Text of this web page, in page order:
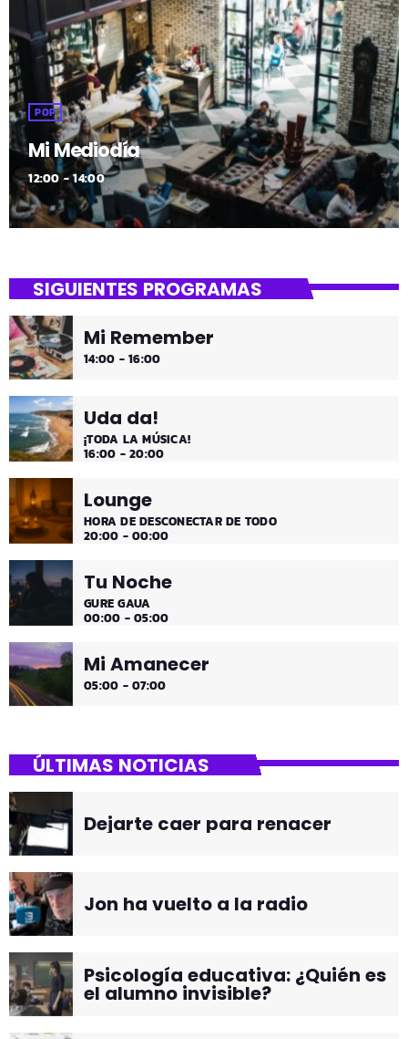
POP
Mi Mediodía
12:00 - 14:00
SIGUIENTES PROGRAMAS
Mi Remember
14:00 - 16:00
Uda da!
¡TODA LA MÚSICA!
16:00 - 20:00
Lounge
HORA DE DESCONECTAR DE TODO
20:00 - 00:00
Tu Noche
GURE GAUA
00:00 - 05:00
Mi Amanecer
05:00 - 07:00
ÚLTIMAS NOTICIAS
Dejarte caer para renacer
Jon ha vuelto a la radio
Psicología educativa: ¿Quién es
el alumno invisible?